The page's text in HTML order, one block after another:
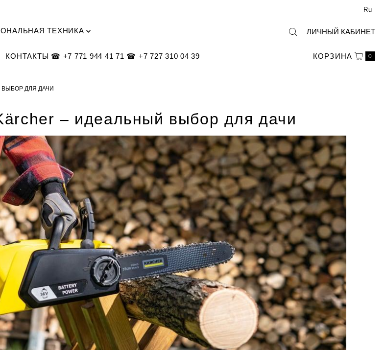
Ru
ТЕХНИКА
КОНТАКТЫ ☎ +7 771 944 41 71 ☎ +7 727 310 04 39
ЛИЧНЫЙ КАБИНЕТ
КОРЗИНА 0
ВЫБОР ДЛЯ ДАЧИ
– идеальный выбор для дачи